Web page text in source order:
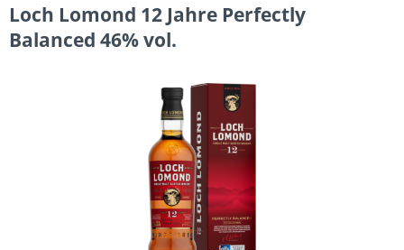
Loch Lomond 12 Jahre Perfectly
Balanced 46% vol.